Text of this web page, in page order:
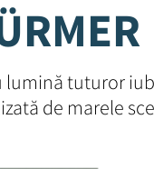
lumină tuturor
de marele